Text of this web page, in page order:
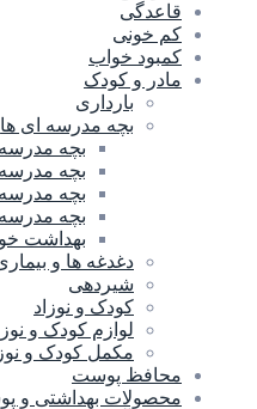
قاعدگی
کم خونی
کمبود خواب
مادر و کودک
بارداری
بچه مدرسه ای ها
بچه
بچه
بچه
بچه
بهداشت
دغدغه ها و
شیردهی
کودک و نوزاد
لوازم کودک و
مکمل کودک و
محافظ پوست
محصولات بهداشتی و